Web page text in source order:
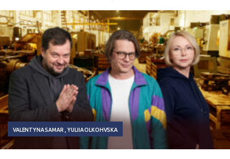
VALENTYNA SAMAR YULIIA OLKOHVSKA